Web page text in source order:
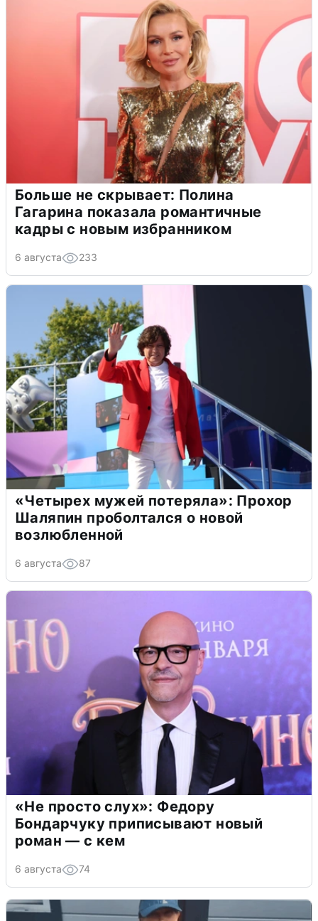
Больше не скрывает: Полина
Гагарина показала романтичные
кадры с новым избранником
6 августа 233
«Четырех мужей потеряла»: Прохор
Шаляпин проболтался о новой
возлюбленной
6 августа 87
«Не просто слух»: Федору
Бондарчуку приписывают новый
роман — с кем
6 августа 74